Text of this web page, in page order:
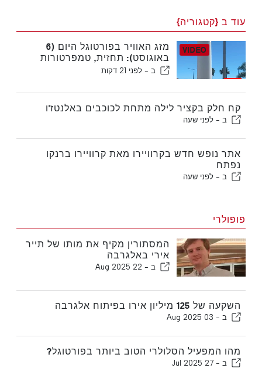
עוד ב {קטגוריה}
מזג האוויר בפורטוגל היום (6
באוגוסט): תחזית, טמפרטורות
ולמה לצפות
ב - לפני 21 דקות
קח חלק בקציר לילה מתחת לכוכבים באלנטז'ו
ב - לפני שעה
אתר נופש חדש בקרוויירו מאת קרוויירו ברנקו
נפתח
ב - לפני שעה
פופולרי
המסתורין מקיף את מותו של תייר
אירי באלגרבה
ב - 22 Aug 2025
השקעה של 125 מיליון אירו בפיתוח אלגרבה
ב - 03 Aug 2025
מהו המפעיל הסלולרי הטוב ביותר בפורטוגל?
ב - 27 Jul 2025